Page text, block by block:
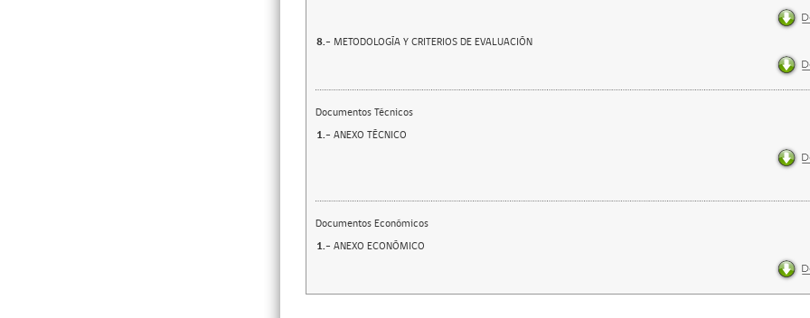
8.- METODOLOGÍA Y CRITERIOS DE EVALUACIÓN
Documentos Técnicos
1.- ANEXO TÉCNICO
Documentos Económicos
1.- ANEXO ECONÓMICO